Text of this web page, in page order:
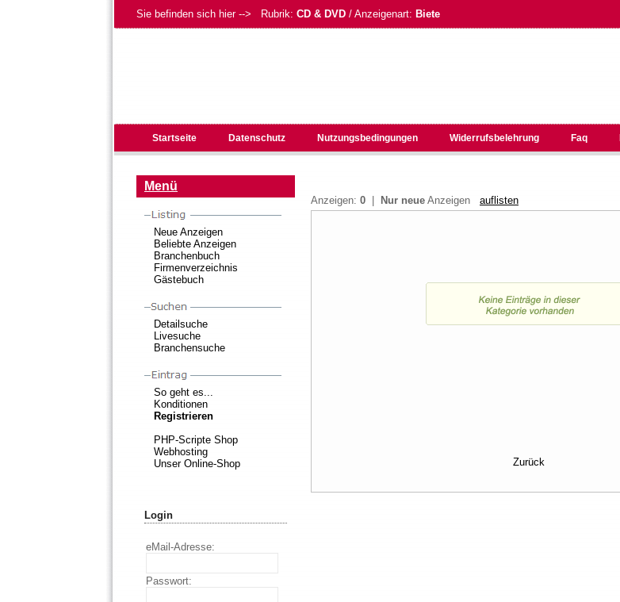
Sie befinden sich hier --> Rubrik: CD & DVD / Anzeigenart: Biete
Startseite Datenschutz Nutzungsbedingungen Widerrufsbelehrung Faq
Menü
Neue Anzeigen
Beliebte Anzeigen
Branchenbuch
Firmenverzeichnis
Gästebuch
Detailsuche
Livesuche
Branchensuche
So geht es...
Konditionen
Registrieren
PHP-Scripte Shop
Webhosting
Unser Online-Shop
Login
eMail-Adresse:
Passwort:
Anzeigen: 0 Nur neue Anzeigen auflisten
Zurück